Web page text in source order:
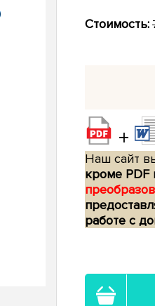
Стоимость:
+
Наш сайт
кроме PDF
работе с